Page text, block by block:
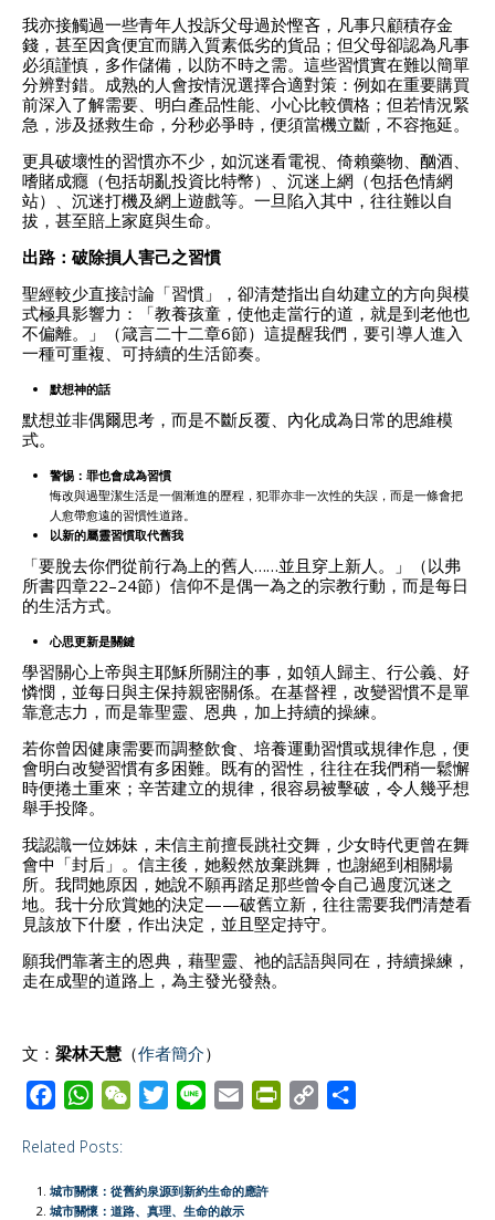
我亦接觸過一些青年人投訴父母過於慳吝，凡事只顧積存金
錢，甚至因貪便宜而購入質素低劣的貨品；但父母卻認為凡事
必須謹慎，多作儲備，以防不時之需。這些習慣實在難以簡單
分辨對錯。成熟的人會按情況選擇合適對策：例如在重要購買
前深入了解需要、明白產品性能、小心比較價格；但若情況緊
急，涉及拯救生命，分秒必爭時，便須當機立斷，不容拖延。
更具破壞性的習慣亦不少，如沉迷看電視、倚賴藥物、酗酒、
嗜賭成癮（包括胡亂投資比特幣）、沉迷上網（包括色情網
站）、沉迷打機及網上遊戲等。一旦陷入其中，往往難以自
拔，甚至賠上家庭與生命。
出路：破除損人害己之習慣
聖經較少直接討論「習慣」，卻清楚指出自幼建立的方向與模
式極具影響力：「教養孩童，使他走當行的道，就是到老他也
不偏離。」（箴言二十二章6節）這提醒我們，要引導人進入
一種可重複、可持續的生活節奏。
默想神的話
默想並非偶爾思考，而是不斷反覆、內化成為日常的思維模
式。
警惕：罪也會成為習慣
悔改與過聖潔生活是一個漸進的歷程，犯罪亦非一次性的失誤，而是一條會把
人愈帶愈遠的習慣性道路。
以新的屬靈習慣取代舊我
「要脫去你們從前行為上的舊人……並且穿上新人。」（以弗
所書四章22–24節）信仰不是偶一為之的宗教行動，而是每日
的生活方式。
心思更新是關鍵
學習關心上帝與主耶穌所關注的事，如領人歸主、行公義、好
憐憫，並每日與主保持親密關係。在基督裡，改變習慣不是單
靠意志力，而是靠聖靈、恩典，加上持續的操練。
若你曾因健康需要而調整飲食、培養運動習慣或規律作息，便
會明白改變習慣有多困難。既有的習性，往往在我們稍一鬆懈
時便捲土重來；辛苦建立的規律，很容易被擊破，令人幾乎想
舉手投降。
我認識一位姊妹，未信主前擅長跳社交舞，少女時代更曾在舞
會中「封后」。信主後，她毅然放棄跳舞，也謝絕到相關場
所。我問她原因，她說不願再踏足那些曾令自己過度沉迷之
地。我十分欣賞她的決定——破舊立新，往往需要我們清楚看
見該放下什麼，作出決定，並且堅定持守。
願我們靠著主的恩典，藉聖靈、祂的話語與同在，持續操練，
走在成聖的道路上，為主發光發熱。
文： 梁林天慧 （​​作者簡介）
c
e
b
W
a
t
s
W
h
a
t
t
e
i
l
Related Posts:
城市關懷：從舊約泉源到新約生命的應許
城市關懷：道路、真理、生命的啟示